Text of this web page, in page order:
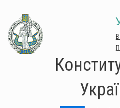
основного
матеріалу